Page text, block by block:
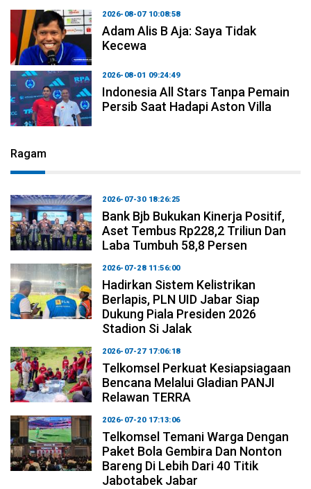
2026-08-07 10:08:58
Adam Alis B Aja: Saya Tidak
Kecewa
2026-08-01 09:24:49
Indonesia All Stars Tanpa Pemain
Persib Saat Hadapi Aston Villa
Ragam
2026-07-30 18:26:25
Bank Bjb Bukukan Kinerja Positif,
Aset Tembus Rp228,2 Triliun Dan
Laba Tumbuh 58,8 Persen
2026-07-28 11:56:00
Hadirkan Sistem Kelistrikan
Berlapis, PLN UID Jabar Siap
Dukung Piala Presiden 2026
Stadion Si Jalak
2026-07-27 17:06:18
Telkomsel Perkuat Kesiapsiagaan
Bencana Melalui Gladian PANJI
Relawan TERRA
2026-07-20 17:13:06
Telkomsel Temani Warga Dengan
Paket Bola Gembira Dan Nonton
Bareng Di Lebih Dari 40 Titik
Jabotabek Jabar